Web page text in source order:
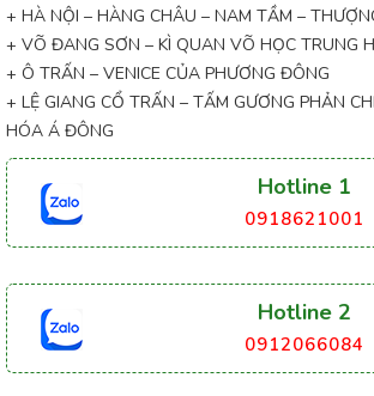
+ HÀ NỘI – HÀNG CHÂU – NAM TẦM –
+ VÕ ĐANG SƠN – KÌ QUAN VÕ HỌC TRUNG
+ Ô TRẤN – VENICE CỦA PHƯƠNG ĐÔNG
+ LỆ GIANG CỔ TRẤN – TẤM GƯƠNG PHẢN
HÓA Á ĐÔNG
Hotline 1
0918621001
Hotline 2
0912066084